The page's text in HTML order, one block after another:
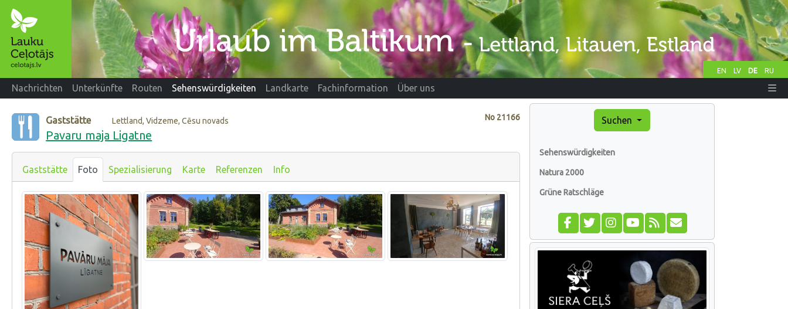
EN LV DE RU
Nachrichten Unterkünfte Routen Sehenswürdigkeiten Landkarte Fachinformation Über uns
No 21166
Gaststätte Lettland, Vidzeme, Cēsu novads
Pavaru maja Ligatne
Gaststätte Foto Spezialisierung Karte Referenzen Info
Suchen
Sehenswürdigkeiten
Natura 2000
Grüne Ratschläge